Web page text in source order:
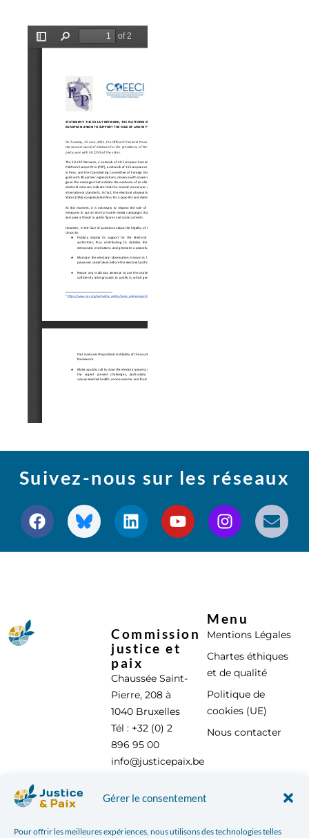
Gérer le consentement
Pour offrir les meilleures expériences, nous utilisons des technologies telles
Suivez-nous sur les réseaux
Commission
justice et
paix
Chaussée Saint-
Pierre, 208 à
1040 Bruxelles
Tél : +32 (0) 2
896 95 00
info@justicepaix.be
Menu
Mentions Légales
Chartes éthiques
et de qualité
Politique de
cookies (UE)
Nous contacter